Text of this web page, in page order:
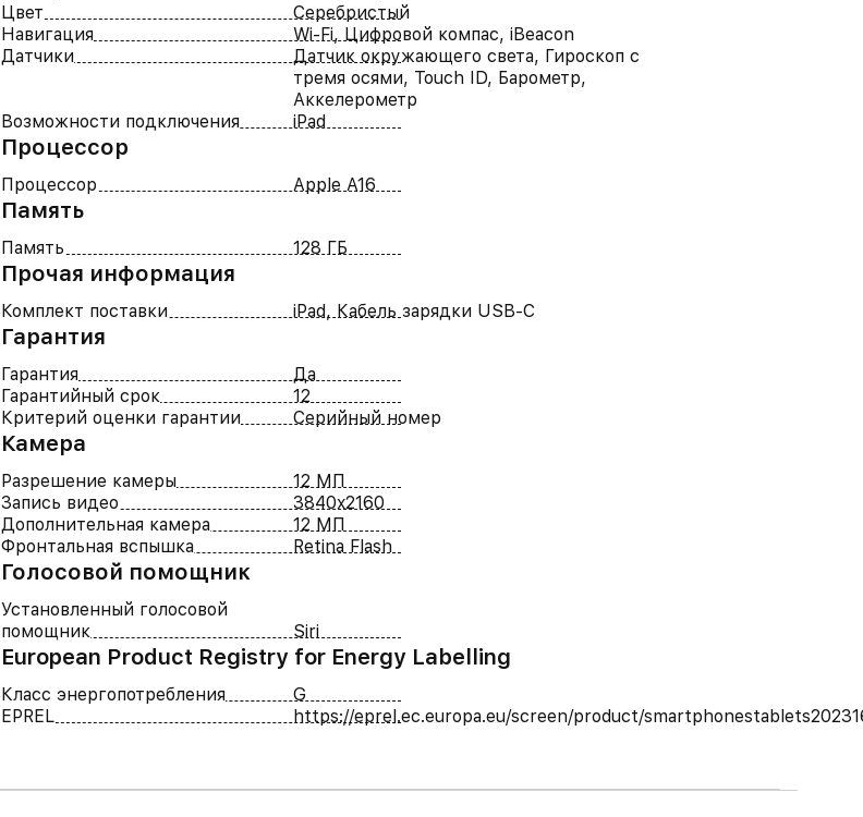
Цвет
Серебристый
Навигация
Wi-Fi, Цифровой компас, iBeacon
Датчики
Датчик окружающего света, Гироскоп с
тремя осями, Touch ID, Барометр,
Аккелерометр
Возможности подключения
iPad
Процессор
Процессор Apple A16
Память
Память 128 ГБ
Прочая информация
Комплект поставки iPad, Кабель зарядки USB-C
Гарантия
Гарантия
Да
Гарантийный срок
12
Критерий оценки гарантии
Серийный номер
Камера
Разрешение камеры
12 МП
Запись видео
3840x2160
Дополнительная камера
12 МП
Фронтальная вспышка
Retina Flash
Голосовой помощник
Установленный голосовой
помощник
Siri
European Product Registry for Energy Labelling
Класс энергопотребления
G
EPREL
https://eprel.ec.europa.eu/screen/product/